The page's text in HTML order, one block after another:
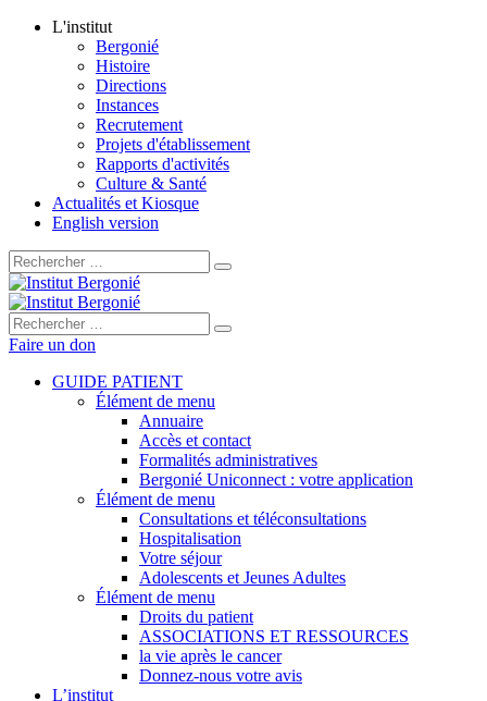
L'institut
Bergonié
Histoire
Directions
Instances
Recrutement
Projets d'établissement
Rapports d'activités
Culture & Santé
Actualités et Kiosque
English version
Rechercher :
Rechercher :
Faire un don
GUIDE PATIENT
Élément de menu
Annuaire
Accès et contact
Formalités administratives
Bergonié Uniconnect : votre application
Élément de menu
Consultations et téléconsultations
Hospitalisation
Votre séjour
Adolescents et Jeunes Adultes
Élément de menu
Droits du patient
ASSOCIATIONS ET RESSOURCES
la vie après le cancer
Donnez-nous votre avis
L’institut